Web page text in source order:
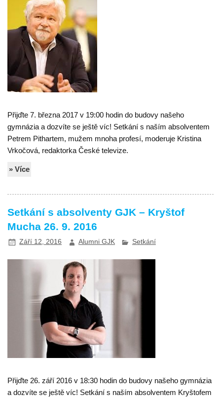
Přijďte 7. března 2017 v 19:00 hodin do budovy našeho
gymnázia a dozvíte se ještě víc! Setkání s naším absolventem
Petrem Pithartem, mužem mnoha profesí, moderuje Kristina
Vrkočová, redaktorka České televize.
» Více
Setkání s absolventy GJK – Kryštof
Mucha 26. 9. 2016
Září 12, 2016 Alumni GJK Setkání
Přijďte 26. září 2016 v 18:30 hodin do budovy našeho gymnázia
a dozvíte se ještě víc! Setkání s naším absolventem Kryštofem